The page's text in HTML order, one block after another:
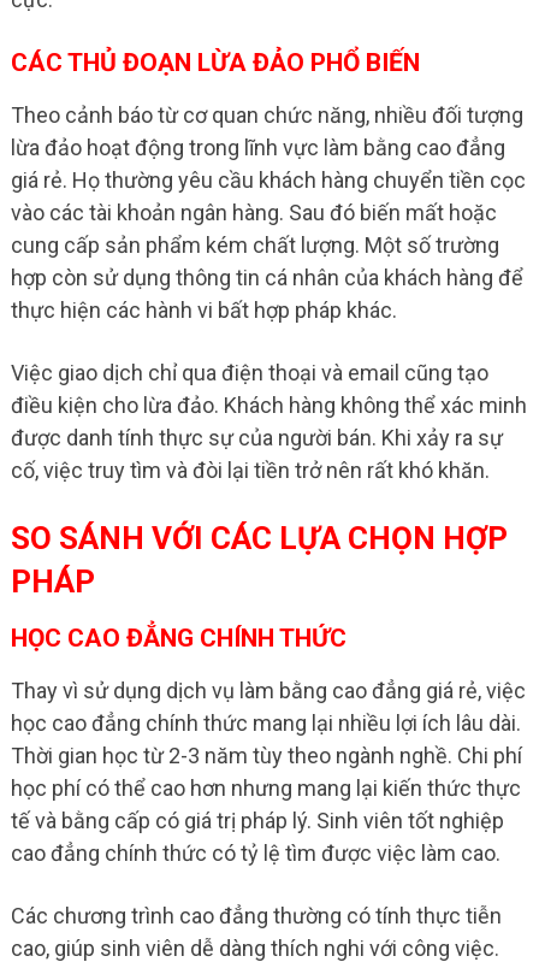
CÁC THỦ ĐOẠN LỪA ĐẢO PHỔ BIẾN
Theo cảnh báo từ cơ quan chức năng, nhiều đối tượng
lừa đảo hoạt động trong lĩnh vực làm bằng cao đẳng
giá rẻ. Họ thường yêu cầu khách hàng chuyển tiền cọc
vào các tài khoản ngân hàng. Sau đó biến mất hoặc
cung cấp sản phẩm kém chất lượng. Một số trường
hợp còn sử dụng thông tin cá nhân của khách hàng để
thực hiện các hành vi bất hợp pháp khác.
Việc giao dịch chỉ qua điện thoại và email cũng tạo
điều kiện cho lừa đảo. Khách hàng không thể xác minh
được danh tính thực sự của người bán. Khi xảy ra sự
cố, việc truy tìm và đòi lại tiền trở nên rất khó khăn.
SO SÁNH VỚI CÁC LỰA CHỌN HỢP
PHÁP
HỌC CAO ĐẲNG CHÍNH THỨC
Thay vì sử dụng dịch vụ làm bằng cao đẳng giá rẻ, việc
học cao đẳng chính thức mang lại nhiều lợi ích lâu dài.
Thời gian học từ 2-3 năm tùy theo ngành nghề. Chi phí
học phí có thể cao hơn nhưng mang lại kiến thức thực
tế và bằng cấp có giá trị pháp lý. Sinh viên tốt nghiệp
cao đẳng chính thức có tỷ lệ tìm được việc làm cao.
Các chương trình cao đẳng thường có tính thực tiễn
cao, giúp sinh viên dễ dàng thích nghi với công việc.